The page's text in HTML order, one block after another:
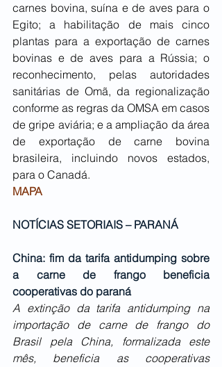
carnes bovina, suína e de aves para o
Egito; a habilitação de mais cinco
plantas para a exportação de carnes
bovinas e de aves para a Rússia; o
reconhecimento, pelas autoridades
sanitárias de Omã, da regionalização
conforme as regras da OMSA em casos
de gripe aviária; e a ampliação da área
de exportação de carne bovina
brasileira, incluindo novos estados,
para o Canadá.
MAPA
NOTÍCIAS SETORIAIS – PARANÁ
China: fim da tarifa antidumping sobre
a carne de frango beneficia
cooperativas do paraná
A extinção da tarifa antidumping na
importação de carne de frango do
Brasil pela China, formalizada este
mês, beneficia as cooperativas